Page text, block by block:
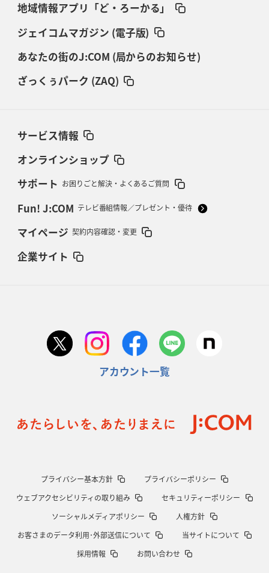
地域情報アプリ「ど・ろーかる」
ジェイコムマガジン (電子版)
あなたの街のJ:COM (局からのお知らせ)
ざっくぅパーク (ZAQ)
サービス情報
オンラインショップ
サポート お困りごと解決・よくあるご質問
Fun! J:COM テレビ番組情報／プレゼント・優待
マイページ 契約内容確認・変更
企業サイト
アカウント一覧
プライバシー基本方針
プライバシーポリシー
ウェブアクセシビリティの取り組み
セキュリティーポリシー
ソーシャルメディアポリシー
人権方針
お客さまのデータ利用･外部送信について
当サイトについて
採用情報
お問い合わせ